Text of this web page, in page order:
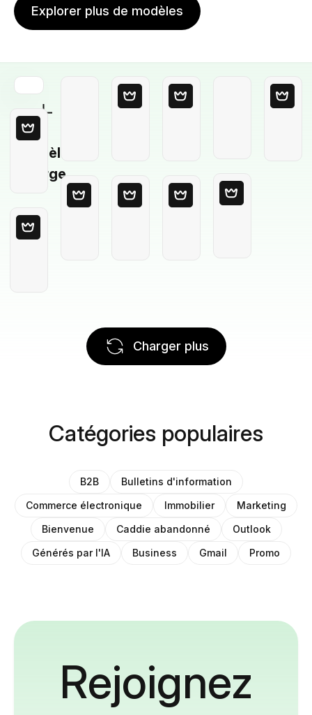
Explorer plus de modèles
Modèle
Vierge
Charger plus
Catégories populaires
B2B
Bulletins d'information
Commerce électronique
Immobilier
Marketing
Bienvenue
Caddie abandonné
Outlook
Générés par l'IA
Business Gmail Promo
Rejoignez